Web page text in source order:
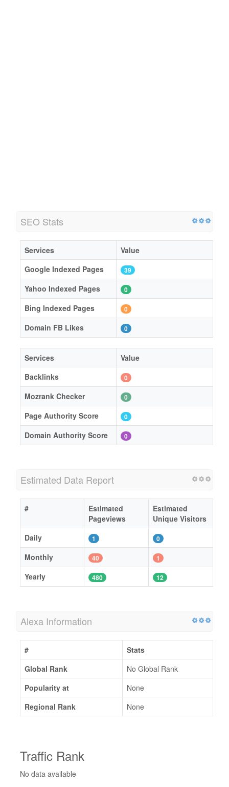
SEO Stats
Services
Value
Google Indexed Pages
39
Yahoo Indexed Pages 0
Bing Indexed Pages 0
Domain FB Likes 0
Services
Value
Backlinks
0
Mozrank Checker 0
Page Authority Score 0
Domain Authority Score 0
Estimated Data Report
#
Estimated
Pageviews
Estimated
Unique Visitors
Daily
1 0
Monthly 40 1
Yearly 480 12
Alexa Information
#
Stats
Global Rank
No Global Rank
Popularity at
None
Regional Rank
None
Traffic Rank
No data available